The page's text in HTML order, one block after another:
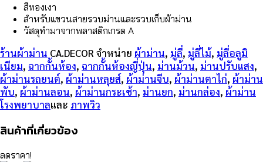
สีทองเงา
สำหรับแขวนสายรวบม่านและรวบเก็บผ้าม่าน
วัสดุทำมาจากพลาสติกเกรด A
ร้านผ้าม่าน CA.DECOR จำหน่าย ผ้าม่าน, มู่ลี่, มู่ลี่ไม้, มู่ลี่อลูมิ
เนียม, ฉากกั้นห้อง, ฉากกั้นห้องญี่ปุ่น, ม่านม้วน, ม่านปรับแสง,
ผ้าม่านรถยนต์, ผ้าม่านหลุยส์, ผ้าม่านจีบ, ผ้าม่านตาไก่, ผ้าม่าน
พับ, ผ้าม่านลอน, ผ้าม่านกระเช้า, ม่านยก, ม่านกล่อง, ผ้าม่าน
โรงพยาบาลและ ภาพวิว
สินค้าที่เกี่ยวข้อง
ลดราคา!